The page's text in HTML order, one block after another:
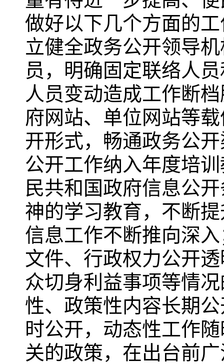
做好以下几个方面的
立健全政务公开领导
员，明确固定联络人
人员变动造成工作断
府网站、单位网站等
开形式，畅通政务公
公开工作纳入年度培
民共和国政府信息公
神的学习教育，不断
信息工作不断推向深
文件、行政权力公开
众切身利益事项等情
性、政策性内容长期
时公开，动态性工作
关的政策，在出台前